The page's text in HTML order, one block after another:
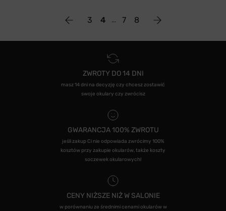
3 4 7 8
ZWROTY DO 14 DNI
masz 14 dni na decyzję czy chcesz zostawić
swoje okulary czy zwrócisz
GWARANCJA 100% ZWROTU
jeśli zakup Ci nie odpowiada zwrócimy 100%
kosztów przy zakupie okularów, także koszty
soczewek okularowych!
CENY NIŻSZE NIŻ W SALONIE
w porównaniu ze średnimi cenami okularów w